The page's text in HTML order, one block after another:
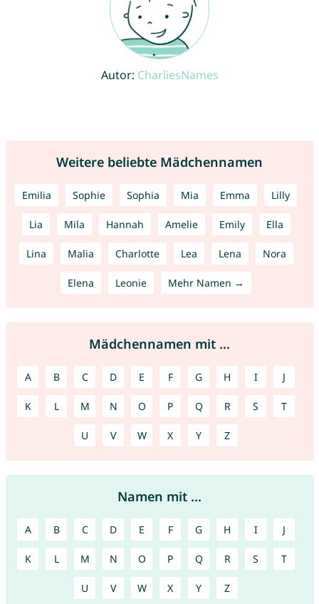
Autor: CharliesNames
Weitere beliebte Mädchennamen
Emilia Sophie Sophia Mia Emma Lilly
Lia Mila Hannah Amelie Emily Ella
Lina Malia Charlotte Lea Lena Nora
Elena Leonie Mehr Namen →
Mädchennamen mit ...
A B C D E F G H I J
K L M N O P Q R S T
U V W X Y Z
Namen mit ...
A B C D E F G H I J
K L M N O P Q R S T
U V W X Y Z